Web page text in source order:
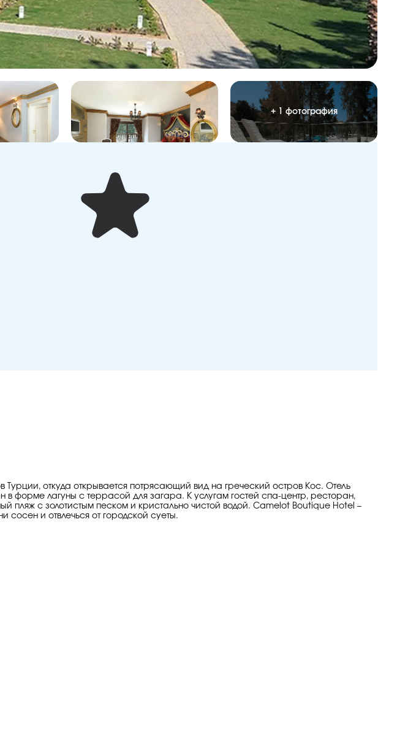
+ 1 фотография
откуда открывается потрясающий вид на греческий остров Кос. Отель
в форме лагуны с террасой для загара. К услугам гостей спа-центр, ресторан,
пляж с золотистым песком и кристально чистой водой. Camelot Boutique Hotel –
сосен и отвлечься от городской суеты.